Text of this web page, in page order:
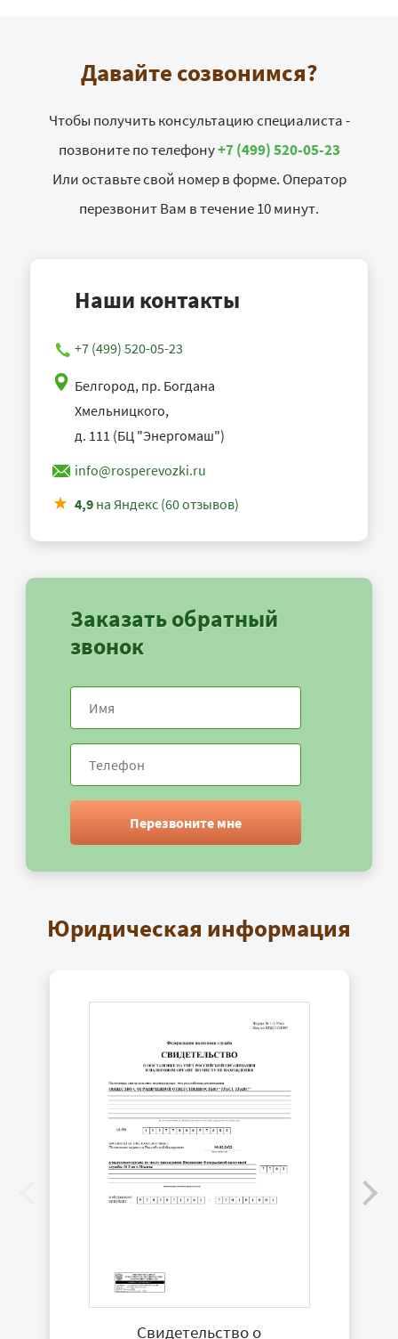
Давайте созвонимся?
Чтобы получить консультацию специалиста -
позвоните по телефону+7 (499) 520-05-23
Или оставьте свой номер в форме. Оператор
перезвонит Вам в течение 10 минут.
Наши контакты
+7 (499) 520-05-23
Белгород, пр. Богдана
Хмельницкого,
д. 111 (БЦ "Энергомаш")
info@rosperevozki.ru
4,9 на Яндекс (60 отзывов)
Заказать обратный
звонок
Перезвоните мне
Юридическая информация
Свидетельство о